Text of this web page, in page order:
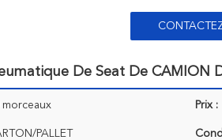
De Seat De CAMION
morceaux Prix :
PALLET